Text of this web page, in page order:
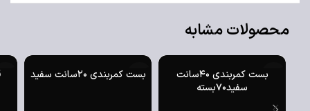
محصولات مشابه
بست کمربندی ۴۰سانت
سفید۷۰بسته
بست کمربندی ۲۰سانت سفید